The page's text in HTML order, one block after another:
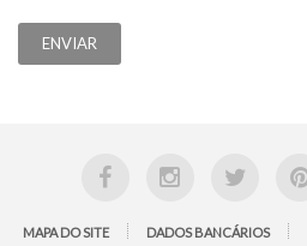
ENVIAR
MAPA DO SITE DADOS BANCÁRIOS